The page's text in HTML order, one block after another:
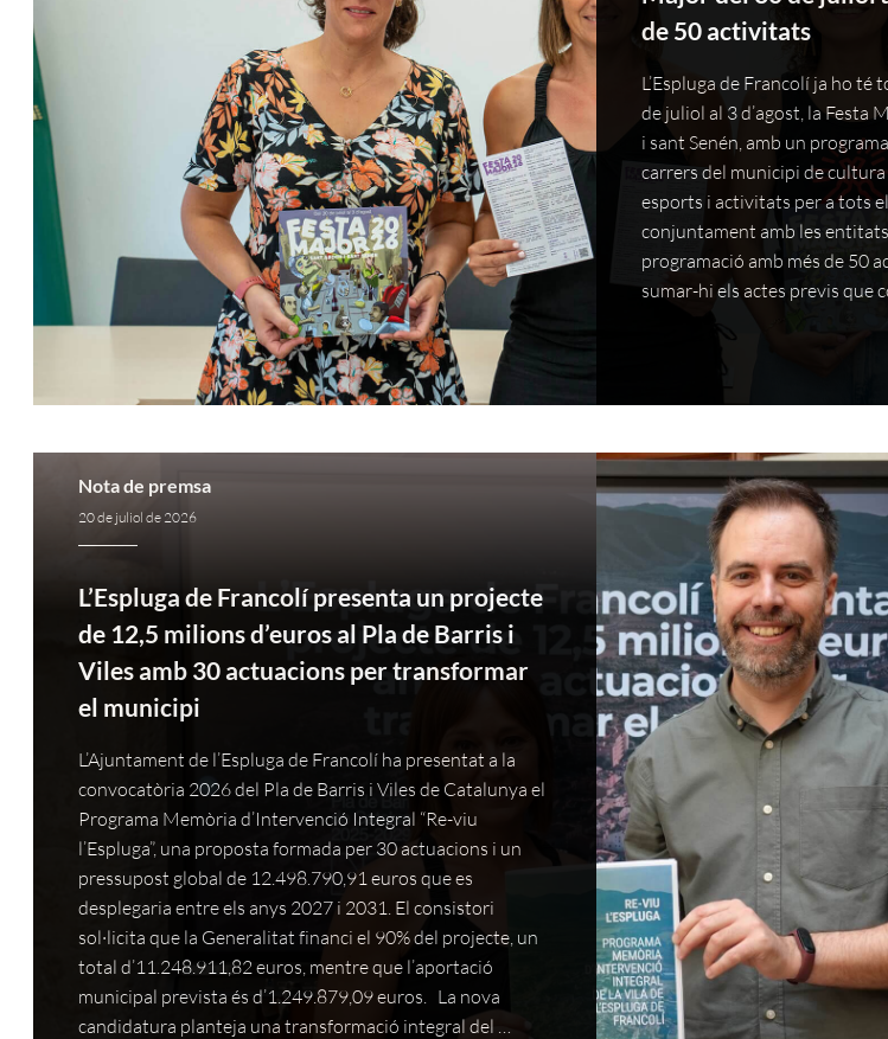
de 50 activitats
L’Espluga de Francolí ja ho
de juliol al 3 d’agost, la Festa
i sant Senén, amb un
carrers del municipi de
esports i activitats per a tots
conjuntament amb les
programació amb més de 50
sumar-hi els actes previs que
Nota de premsa
20 de juliol de 2026
L’Espluga de Francolí presenta un projecte
de 12,5 milions d’euros al Pla de Barris i
Viles amb 30 actuacions per transformar
el municipi
L’Ajuntament de l’Espluga de Francolí ha presentat a la
convocatòria 2026 del Pla de Barris i Viles de Catalunya el
Programa Memòria d’Intervenció Integral “Re-viu
l’Espluga”, una proposta formada per 30 actuacions i un
pressupost global de 12.498.790,91 euros que es
desplegaria entre els anys 2027 i 2031. El consistori
sol·licita que la Generalitat financi el 90% del projecte, un
total d’11.248.911,82 euros, mentre que l’aportació
municipal prevista és d’1.249.879,09 euros. La nova
candidatura planteja una transformació integral del …